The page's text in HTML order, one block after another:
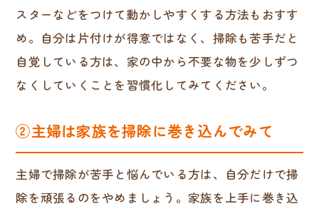
スターなどをつけて動かしやすくする方法もおすす
め。自分は片付けが得意ではなく、掃除も苦手だと
自覚している方は、家の中から不要な物を少しずつ
なくしていくことを習慣化してみてください。
②主婦は家族を掃除に巻き込んでみて
主婦で掃除が苦手と悩んでいる方は、自分だけで掃
除を頑張るのをやめましょう。家族を上手に巻き込